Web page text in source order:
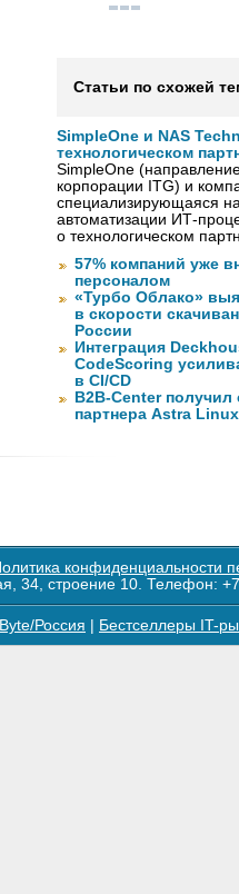
Статьи по схожей
SimpleOne и NAS
технологическом
SimpleOne
корпорации ITG) и
специализирующаяся
автоматизации ИТ-
о технологическом
57% компаний уже
персоналом
«Турбо Облако»
в скорости
России
Интеграция
CodeScoring
в CI/CD
B2B-Center получил
партнера Astra Linux
конфиденциальности
34, строение 10. Телефон:
Byte/Россия Бестселлеры IT-